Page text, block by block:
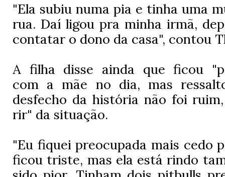
"Ela subiu numa pia e tinha uma
rua. Daí ligou pra minha irmã,
contatar o dono da casa", contou
A filha disse ainda que ficou
com a mãe no dia, mas
desfecho da história não foi
rir" da situação.
"Eu fiquei preocupada mais cedo
ficou triste, mas ela está rindo